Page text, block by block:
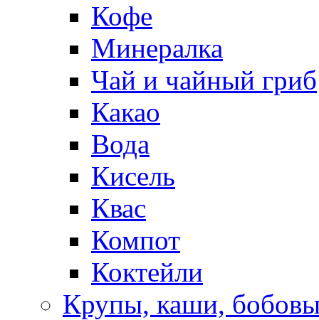
Кофе
Минералка
Чай и чайный гриб
Какао
Вода
Кисель
Квас
Компот
Коктейли
Крупы, каши,